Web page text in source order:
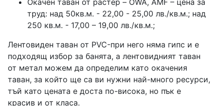
труд: над 50кв.м. - 22,00 - 25,00 лв./кв.м.; над
250 кв.м. - 17,00 – 19,00 лв./кв.м.;
Лентовиден таван от PVC-при него няма гипс и е
подходящ избор за банята, а лентовидният таван
от метал можем да определим като окачения
таван, за който ще са ви нужни най-много ресурси,
тъй като цената е доста по-висока, но пък е
красив и от класа.